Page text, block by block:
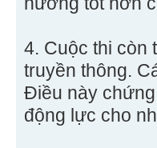
4. Cuộc thi còn
truyền thông.
Điều này
động lực cho